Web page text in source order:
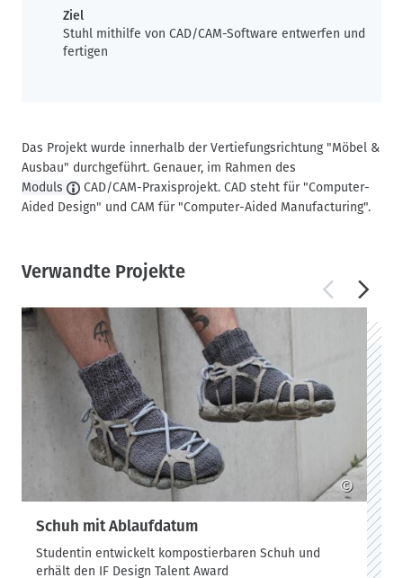
Ziel
Stuhl mithilfe von CAD/CAM-Software entwerfen und
fertigen
Das Projekt wurde innerhalb der Vertiefungsrichtung "Möbel &
Ausbau" durchgeführt. Genauer, im Rahmen des
Moduls
CAD/CAM-Praxisprojekt. CAD steht für "Computer-
Aided Design" und CAM für "Computer-Aided Manufacturing".
Verwandte Projekte
©
Schuh mit Ablaufdatum
Studentin entwickelt kompostierbaren Schuh und
erhält den IF Design Talent Award